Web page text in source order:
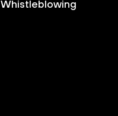
Whistleblowing